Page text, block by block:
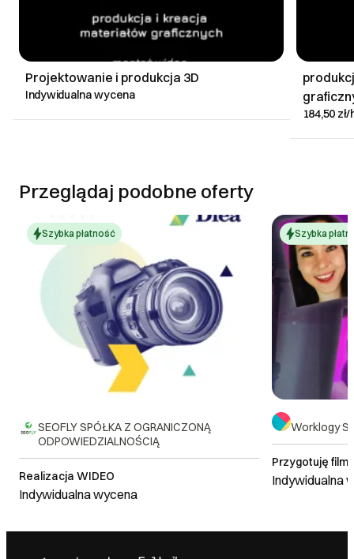
DOWIEDZ SIĘ WIĘCEJ
Projektowanie i produkcja 3D
Indywidualna wycena
184,50 zł/
Przeglądaj podobne oferty
Szybka płatność
SEOFLY SPÓŁKA Z OGRANICZONĄ
ODPOWIEDZIALNOŚCIĄ
Realizacja WIDEO
Indywidualna wycena
Szybka
Worklogy
Przygotuję film
Indywidualna